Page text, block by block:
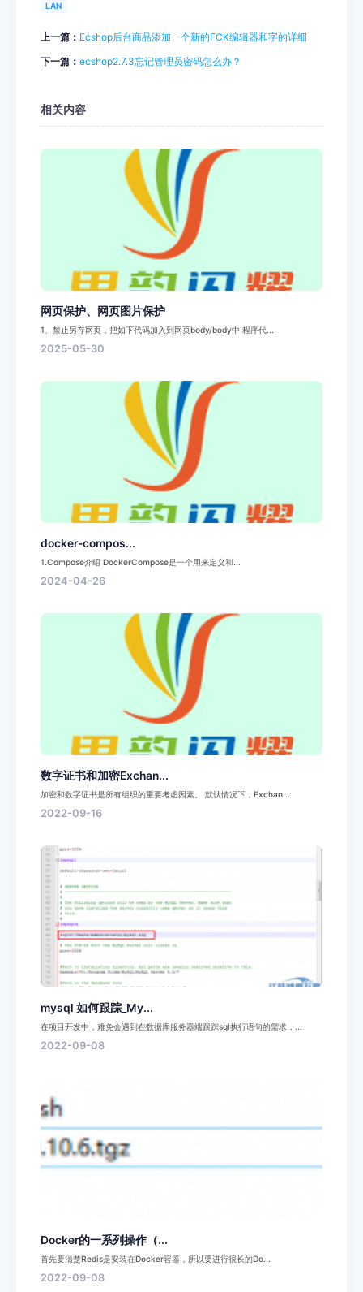
LAN
上一篇： Ecshop后台商品添加一个新的FCK编辑器和字的详细
下一篇： ecshop2.7.3忘记管理员密码怎么办？
相关内容
网页保护、网页图片保护
1、禁止另存网页，把如下代码加入到网页body/body中 程序代...
2025-05-30
docker-compos...
1.Compose介绍 DockerCompose是一个用来定义和...
2024-04-26
数字证书和加密Exchan...
加密和数字证书是所有组织的重要考虑因素。 默认情况下，Exchan...
2022-09-16
mysql 如何跟踪_My...
在项目开发中，难免会遇到在数据库服务器端跟踪sql执行语句的需求，...
2022-09-08
Docker的一系列操作（...
首先要清楚Redis是安装在Docker容器，所以要进行很长的Do...
2022-09-08